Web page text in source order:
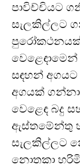
පාවිච්චියට
සැලකිල්ලට
පුරෝකථනයක්
වෙළෙඳාමෙන්
සඳහන්
අගයක් ගන්නා
වෙළෙඳ බදු
ඇස්තමේන්තු
සැලකිල්ලට
නොතකා